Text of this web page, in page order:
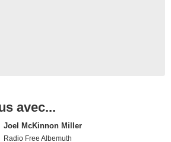
avec...
Joel McKinnon Miller
Radio Free Albemuth